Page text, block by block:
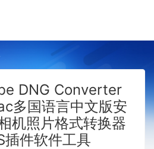
DNG Converter
多国语言中文版安
机照片格式转换器
插件软件工具